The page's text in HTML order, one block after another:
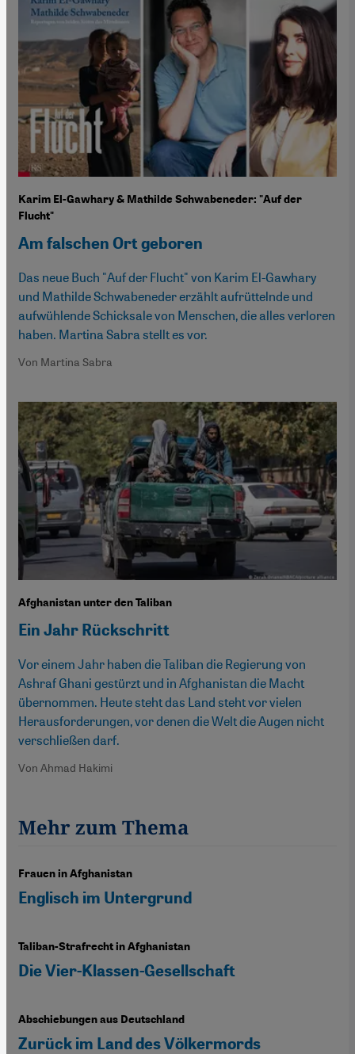
Karim El-Gawhary & Mathilde Schwabeneder: "Auf der
Flucht"
Am falschen Ort geboren
Das neue Buch "Auf der Flucht" von Karim El-Gawhary
und Mathilde Schwabeneder erzählt aufrüttelnde und
aufwühlende Schicksale von Menschen, die alles verloren
haben. Martina Sabra stellt es vor.
Von Martina Sabra
Afghanistan unter den Taliban
Ein Jahr Rückschritt
Vor einem Jahr haben die Taliban die Regierung von
Ashraf Ghani gestürzt und in Afghanistan die Macht
übernommen. Heute steht das Land steht vor vielen
Herausforderungen, vor denen die Welt die Augen nicht
verschließen darf.
Von Ahmad Hakimi
Mehr zum Thema
Frauen in Afghanistan
Englisch im Untergrund
Taliban-Strafrecht in Afghanistan
Die Vier-Klassen-Gesellschaft
Abschiebungen aus Deutschland
Zurück im Land des Völkermords